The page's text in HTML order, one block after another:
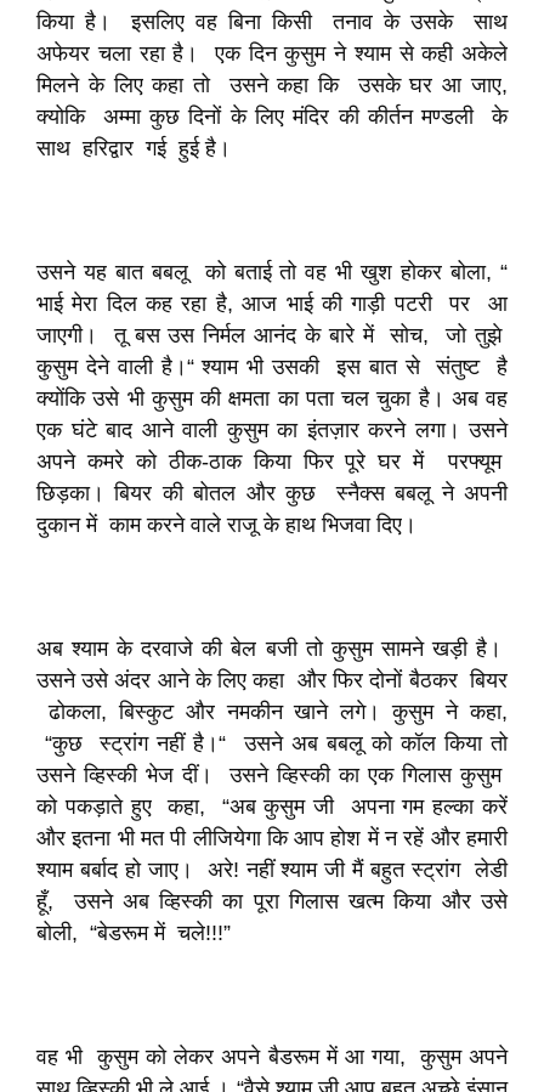
किया है। इसलिए वह बिना किसी तनाव के उसके साथ
अफेयर चला रहा है। एक दिन कुसुम ने श्याम से कही अकेले
मिलने के लिए कहा तो उसने कहा कि उसके घर आ जाए,
क्योकि अम्मा कुछ दिनों के लिए मंदिर की कीर्तन मण्डली के
साथ हरिद्वार गई हुई है।
उसने यह बात बबलू को बताई तो वह भी खुश होकर बोला, “
भाई मेरा दिल कह रहा है, आज भाई की गाड़ी पटरी पर आ
जाएगी। तू बस उस निर्मल आनंद के बारे में सोच, जो तुझे
कुसुम देने वाली है।“ श्याम भी उसकी इस बात से संतुष्ट है
क्योंकि उसे भी कुसुम की क्षमता का पता चल चुका है। अब वह
एक घंटे बाद आने वाली कुसुम का इंतज़ार करने लगा। उसने
अपने कमरे को ठीक-ठाक किया फिर पूरे घर में परफ्यूम
छिड़का। बियर की बोतल और कुछ स्नैक्स बबलू ने अपनी
दुकान में काम करने वाले राजू के हाथ भिजवा दिए।
अब श्याम के दरवाजे की बेल बजी तो कुसुम सामने खड़ी है।
उसने उसे अंदर आने के लिए कहा और फिर दोनों बैठकर बियर
ढोकला, बिस्कुट और नमकीन खाने लगे। कुसुम ने कहा,
“कुछ स्ट्रांग नहीं है।“ उसने अब बबलू को कॉल किया तो
उसने व्हिस्की भेज दीं। उसने व्हिस्की का एक गिलास कुसुम
को पकड़ाते हुए कहा, “अब कुसुम जी अपना गम हल्का करें
और इतना भी मत पी लीजियेगा कि आप होश में न रहें और हमारी
श्याम बर्बाद हो जाए। अरे! नहीं श्याम जी मैं बहुत स्ट्रांग लेडी
हूँ, उसने अब व्हिस्की का पूरा गिलास खत्म किया और उसे
बोली, “बेडरूम में चले!!!”
वह भी कुसुम को लेकर अपने बैडरूम में आ गया, कुसुम अपने